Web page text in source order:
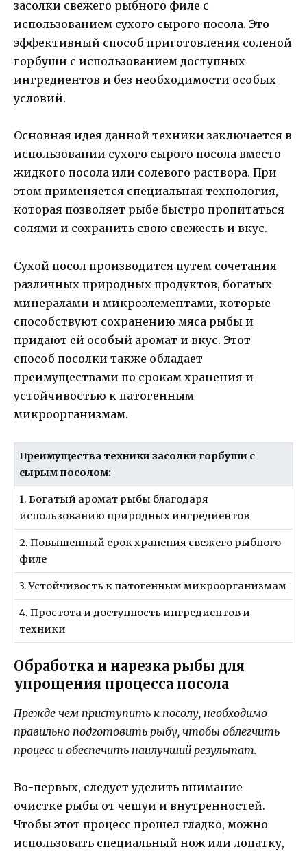
засолки свежего рыбного филе с
использованием сухого сырого посола. Это
эффективный способ приготовления соленой
горбуши с использованием доступных
ингредиентов и без необходимости особых
условий.
Основная идея данной техники заключается в
использовании сухого сырого посола вместо
жидкого посола или солевого раствора. При
этом применяется специальная технология,
которая позволяет рыбе быстро пропитаться
солями и сохранить свою свежесть и вкус.
Сухой посол производится путем сочетания
различных природных продуктов, богатых
минералами и микроэлементами, которые
способствуют сохранению мяса рыбы и
придают ей особый аромат и вкус. Этот
способ посолки также обладает
преимуществами по срокам хранения и
устойчивостью к патогенным
микроорганизмам.
Преимущества техники засолки горбуши с
сырым посолом:
1. Богатый аромат рыбы благодаря
использованию природных ингредиентов
2. Повышенный срок хранения свежего рыбного
филе
3. Устойчивость к патогенным микроорганизмам
4. Простота и доступность ингредиентов и
техники
Обработка и нарезка рыбы для
упрощения процесса посола
Прежде чем приступить к посолу, необходимо
правильно подготовить рыбу, чтобы облегчить
процесс и обеспечить наилучший результат.
Во-первых, следует уделить внимание
очистке рыбы от чешуи и внутренностей.
Чтобы этот процесс прошел гладко, можно
использовать специальный нож или лопатку,